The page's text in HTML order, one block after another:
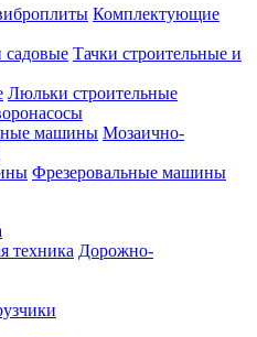
Комплектующие
Тачки строительные и
Люльки строительные
Мозаично-
Фрезеровальные машины
Дорожно-